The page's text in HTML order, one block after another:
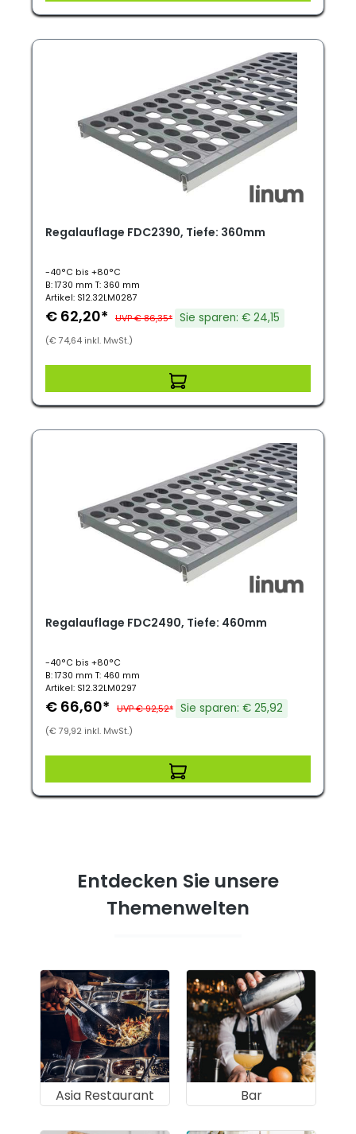
Regalauflage FDC2390, Tiefe: 360mm
-40°C bis +80°C
B: 1730 mm T: 360 mm
Artikel: S12.32LM0287
€ 62,20* UVP € 86,35* Sie sparen: € 24,15
(€ 74,64 inkl. MwSt.)
Regalauflage FDC2490, Tiefe: 460mm
-40°C bis +80°C
B: 1730 mm T: 460 mm
Artikel: S12.32LM0297
€ 66,60* UVP € 92,52* Sie sparen: € 25,92
(€ 79,92 inkl. MwSt.)
Entdecken Sie unsere
Themenwelten
Asia Restaurant Bar